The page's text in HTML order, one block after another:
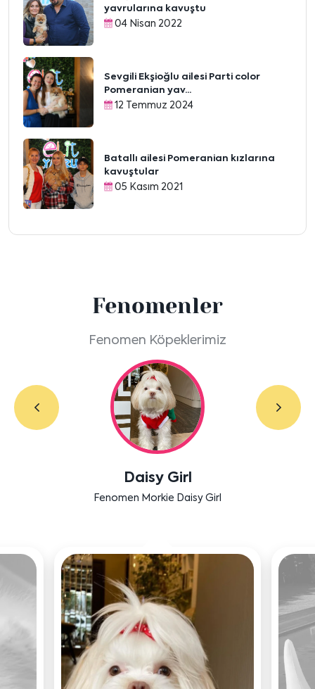
yavrularına kavuştu
04 Nisan 2022
Sevgili Ekşioğlu ailesi Parti color
Pomeranian yav...
12 Temmuz 2024
Batallı ailesi Pomeranian kızlarına
kavuştular
05 Kasım 2021
Fenomenler
Fenomen Köpeklerimiz
Labradoodle Bruno
Bensu Soral'ın dostu Bruno